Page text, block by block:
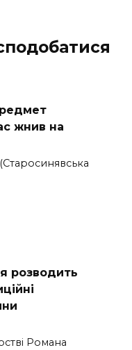
жнив на
розводить
Романа